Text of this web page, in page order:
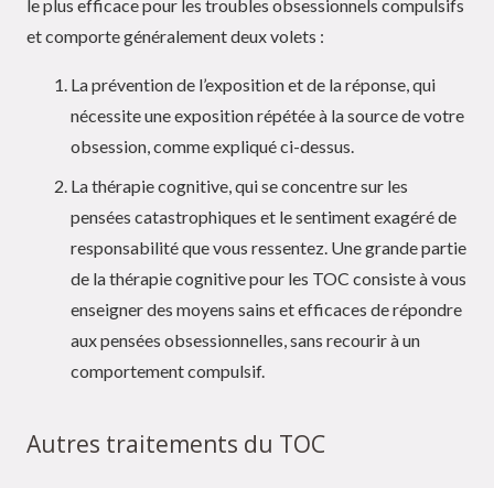
le plus efficace pour les troubles obsessionnels compulsifs
et comporte généralement deux volets :
La prévention de l’exposition et de la réponse, qui
nécessite une exposition répétée à la source de votre
obsession, comme expliqué ci-dessus.
La thérapie cognitive, qui se concentre sur les
pensées catastrophiques et le sentiment exagéré de
responsabilité que vous ressentez. Une grande partie
de la thérapie cognitive pour les TOC consiste à vous
enseigner des moyens sains et efficaces de répondre
aux pensées obsessionnelles, sans recourir à un
comportement compulsif.
Autres traitements du TOC